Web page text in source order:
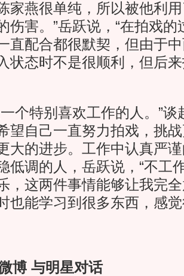
家燕很单纯，所以被他利
伤害。”岳跃说，“在拍戏
直配合都很默契，但由于
状态时不是很顺利，但后
特别喜欢工作的人。”谈
望自己一直努力拍戏，挑
大的进步。工作中认真严
低调的人，岳跃说，“不工
，这两件事情能够让我完
也能学习到很多东西，感觉
博 与明星对话